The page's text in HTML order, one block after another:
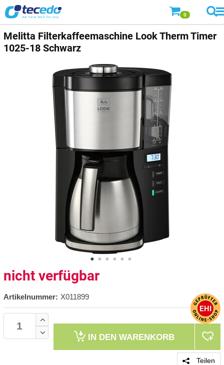
0
Melitta Filterkaffeemaschine Look Therm Timer
1025-18 Schwarz
nicht verfügbar
Artikelnummer: X011899
IN DEN WARENKORB
Teilen